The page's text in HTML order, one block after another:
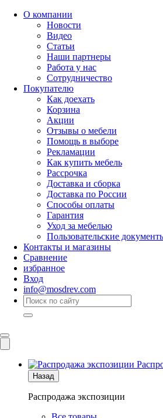
О компании
Новости
Видео
Статьи
Наши партнеры
Работа у нас
Сотрудничество
Покупателю
Как доехать
Корзина
Акции
Отзывы о мебели
Помощь в выборе
Рекламации
Как купить мебель
Рассрочка
Доставка и сборка
Доставка по России
Способы оплаты
Гарантия
Уход за мебелью
Пользовательские
Контакты и магазины
Сравнение
избранное
Вход
info@mosdrev.com
Назад
Распродажа экспозиции